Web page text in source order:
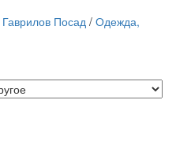
Гаврилов Посад / Одежда,